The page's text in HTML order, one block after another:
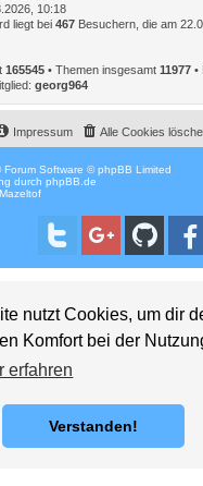
nutzt Cookies, um dir
Komfort bei der
erfahren
Verstanden!
10:18
liegt bei 467 Besuchern, die am
165545 • Themen insgesamt 11977 •
georg964
Alle Cookies
Impressum
Forum Software © phpBB Limited
durch phpBB.de
Mazeltof